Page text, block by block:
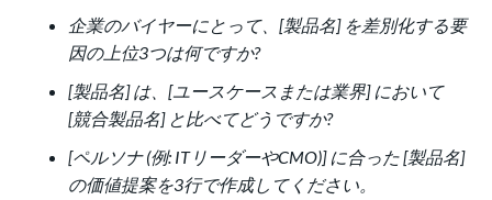
企業のバイヤーにとって、[製品名] を差別化する要
因の上位3つは何ですか?
[製品名] は、[ユースケースまたは業界] において
[競合製品名] と比べてどうですか?
[ペルソナ (例: ITリーダーやCMO)] に合った [製品名]
の価値提案を3行で作成してください。